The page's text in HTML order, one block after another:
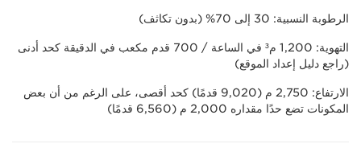
الرطوبة النسبية: 30 إلى 70% (بدون تكاثف)
التهوية: 1,200 م³ في الساعة / 700 قدم مكعب في الدقيقة كحد أدنى
(راجع دليل إعداد الموقع)
الارتفاع: 2,750 م (9,020 قدمًا) كحد أقصى، على الرغم من أن بعض
المكونات تضع حدًا مقداره 2,000 م (6,560 قدمًا)